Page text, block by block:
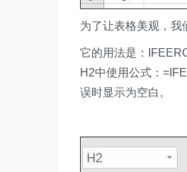
为了让表格美观，我
它的用法是：
H2中使用公式：
误时显示为空白。